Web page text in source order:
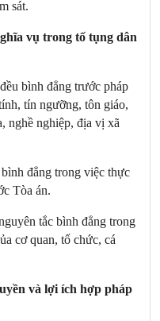
sát.
vụ trong tố tụng dân
bình đẳng trước pháp
tín ngưỡng, tôn giáo,
nghề nghiệp, địa vị xã
đẳng trong việc thực
Tòa án.
tắc bình đẳng trong
cơ quan, tổ chức, cá
và lợi ích hợp pháp